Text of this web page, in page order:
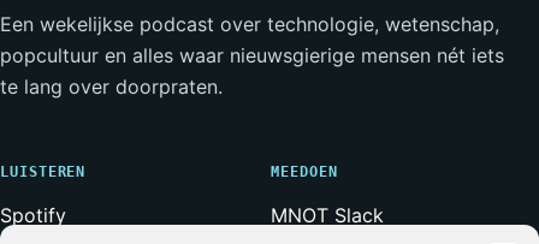
Een wekelijkse podcast over technologie, wetenschap,
popcultuur en alles waar nieuwsgierige mensen nét iets
te lang over doorpraten.
LUISTEREN
Spotify
MEEDOEN
MNOT Slack